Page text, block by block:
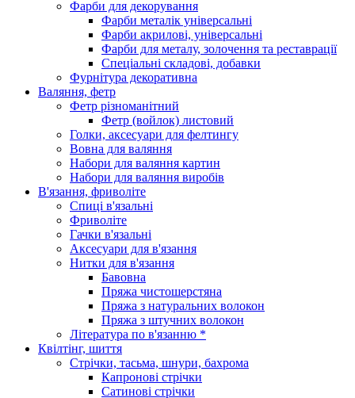
Фарби для декорування
Фарби металік універсальні
Фарби акрилові, універсальні
Фарби для металу, золочення та реставрації
Спеціальні складові, добавки
Фурнітура декоративна
Валяння, фетр
Фетр різноманітний
Фетр (войлок) листовий
Голки, аксесуари для фелтингу
Вовна для валяння
Набори для валяння картин
Набори для валяння виробів
В'язання, фриволіте
Спиці в'язальні
Фриволіте
Гачки в'язальні
Аксесуари для в'язання
Нитки для в'язання
Бавовна
Пряжа чистошерстяна
Пряжа з натуральних волокон
Пряжа з штучних волокон
Література по в'язанню *
Квілтінг, шиття
Стрічки, тасьма, шнури, бахрома
Капронові стрічки
Сатинові стрічки